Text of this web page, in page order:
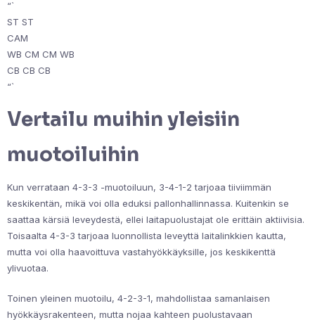
“`
ST ST
CAM
WB CM CM WB
CB CB CB
“`
Vertailu muihin yleisiin
muotoiluihin
Kun verrataan 4-3-3 -muotoiluun, 3-4-1-2 tarjoaa tiiviimmän
keskikentän, mikä voi olla eduksi pallonhallinnassa. Kuitenkin se
saattaa kärsiä leveydestä, ellei laitapuolustajat ole erittäin aktiivisia.
Toisaalta 4-3-3 tarjoaa luonnollista leveyttä laitalinkkien kautta,
mutta voi olla haavoittuva vastahyökkäyksille, jos keskikenttä
ylivuotaa.
Toinen yleinen muotoilu, 4-2-3-1, mahdollistaa samanlaisen
hyökkäysrakenteen, mutta nojaa kahteen puolustavaan